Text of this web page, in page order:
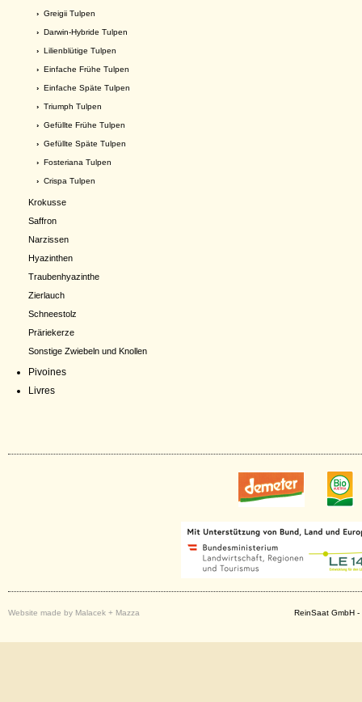
› Greigii Tulpen
› Darwin-Hybride Tulpen
› Lilienblütige Tulpen
› Einfache Frühe Tulpen
› Einfache Späte Tulpen
› Triumph Tulpen
› Gefüllte Frühe Tulpen
› Gefüllte Späte Tulpen
› Fosteriana Tulpen
› Crispa Tulpen
Krokusse
Saffron
Narzissen
Hyazinthen
Traubenhyazinthe
Zierlauch
Schneestolz
Präriekerze
Sonstige Zwiebeln und Knollen
Pivoines
Livres
Website made by Malacek + Mazza ReinSaat GmbH